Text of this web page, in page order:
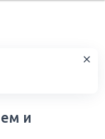
и